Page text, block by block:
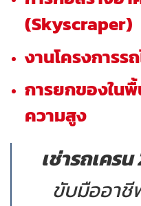
(Skyscraper)
งานโครงการร
การยกของใน
ความสูง
เช่ารถเคร
ขับมืออา